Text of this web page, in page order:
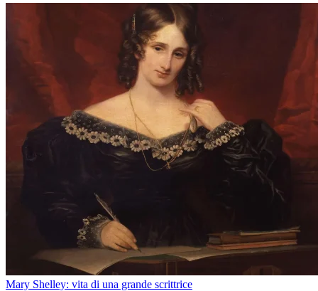
Mary Shelley: vita di una grande scrittrice